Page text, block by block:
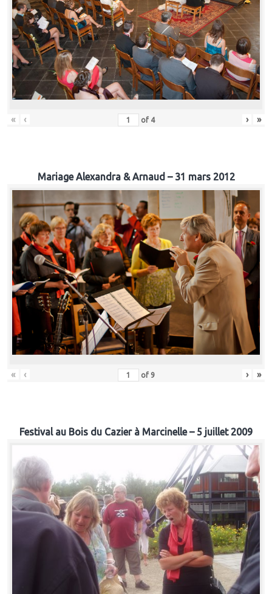
« ‹ of 4 › »
Mariage Alexandra & Arnaud – 31 mars 2012
« ‹ of 9 › »
Festival au Bois du Cazier à Marcinelle – 5 juillet 2009